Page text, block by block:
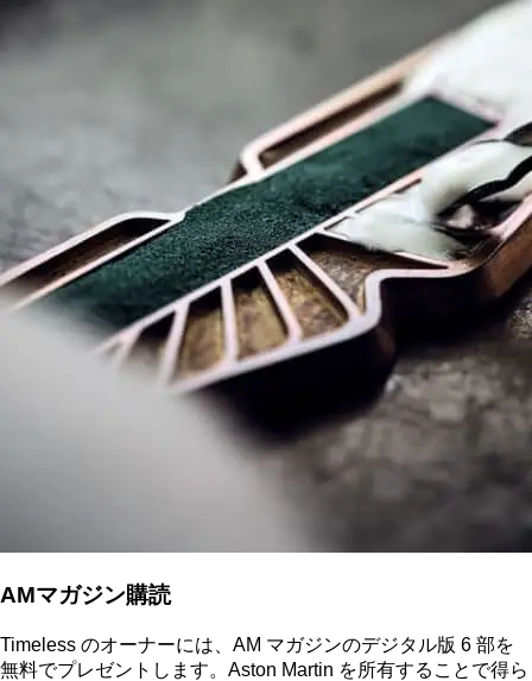
AMマガジン購読
Timeless のオーナーには、AM マガジンのデジタル版 6 部を
無料でプレゼントします。Aston Martin を所有することで得ら